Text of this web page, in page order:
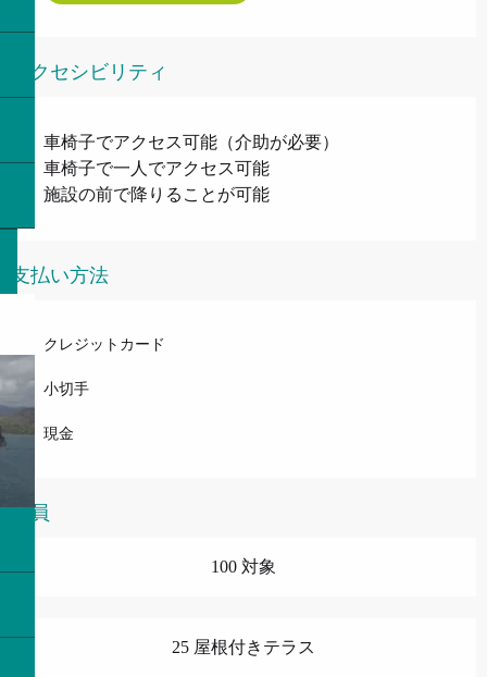
アクセシビリティ
車椅子でアクセス可能（介助が必要）
車椅子で一人でアクセス可能
施設の前で降りることが可能
支払い方法
クレジットカード
小切手
現金
定員
100 対象
25 屋根付きテラス